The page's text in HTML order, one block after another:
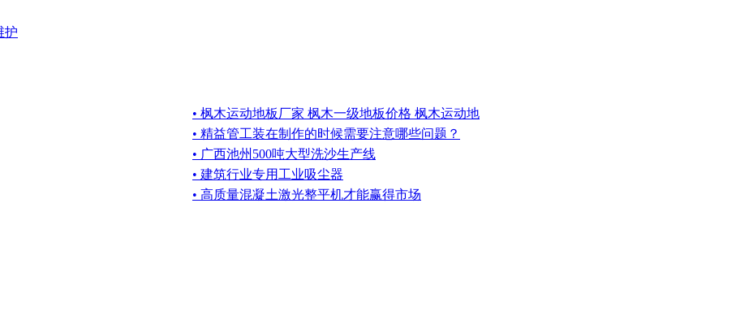
护
• 枫木运动地板厂家 枫木一级地板价格 枫木运动地
• 精益管工装在制作的时候需要注意哪些问题？
• 广西池州500吨大型洗沙生产线
• 建筑行业专用工业吸尘器
• 高质量混凝土激光整平机才能赢得市场